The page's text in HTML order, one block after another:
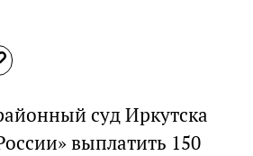
суд Иркутска
выплатить 150